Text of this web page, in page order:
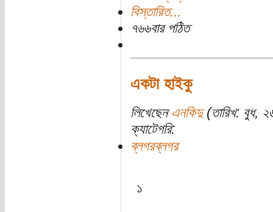
বিস্তারিত...
৭৬৬বার পঠিত
একটা হাইকু
লিখেছেন এনকিদু(তারিখ: বুধ,
ক্যাটেগরি:
ব্লগরব্লগর
১